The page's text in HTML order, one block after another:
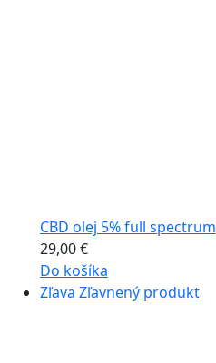
CBD olej 5% full spectrum
29,00€
Do košíka
Zľava Zľavnený produkt